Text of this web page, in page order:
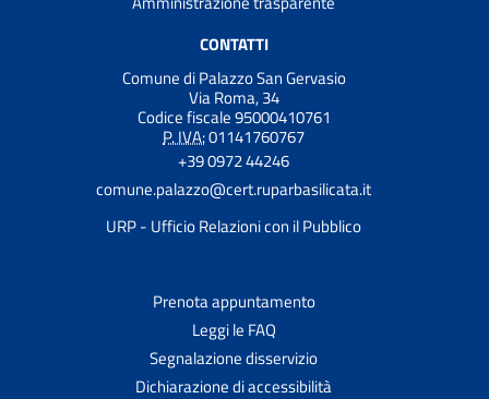
CONTATTI
Comune di Palazzo San Gervasio
Via Roma, 34
Codice fiscale 95000410761
P. IVA:01141760767
+39 0972 44246
comune.palazzo@cert.ruparbasilicata.it
URP - Ufficio Relazioni con il Pubblico
Prenota appuntamento
Leggi le FAQ
Segnalazione disservizio
Dichiarazione di accessibilità